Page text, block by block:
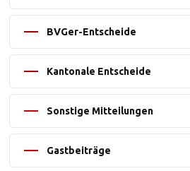
BVGer-Entscheide
Kantonale Entscheide
Sonstige Mitteilungen
Gastbeiträge